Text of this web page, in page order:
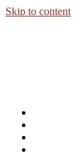
Skip to content